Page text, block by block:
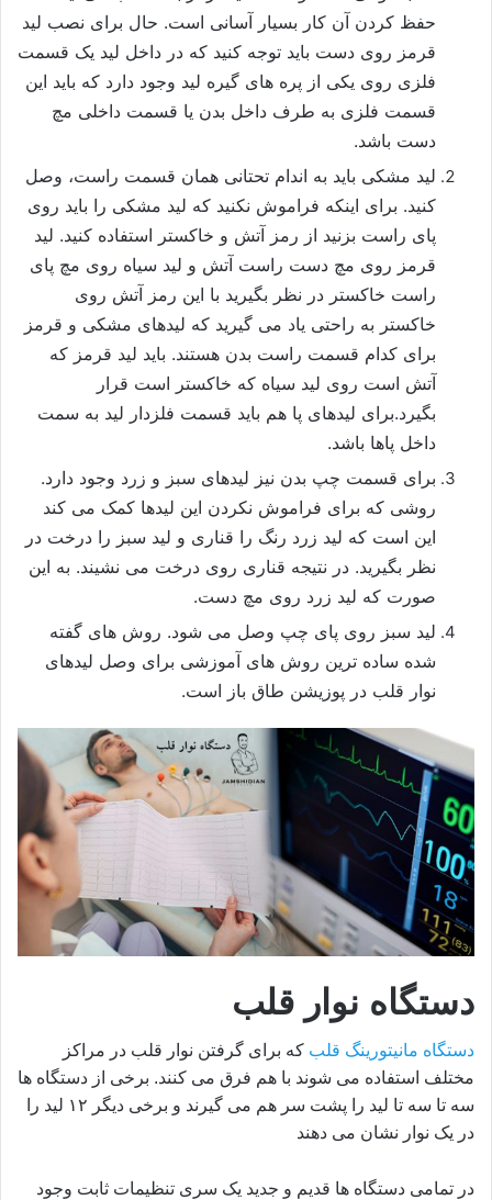
حفظ کردن آن کار بسیار آسانی است. حال برای نصب لید
قرمز روی دست باید توجه کنید که در داخل لید یک قسمت
فلزی روی یکی از پره های گیره لید وجود دارد که باید این
قسمت فلزی به طرف داخل بدن یا قسمت داخلی مچ
دست باشد.
لید مشکی باید به اندام تحتانی همان قسمت راست، وصل
کنید. برای اینکه فراموش نکنید که لید مشکی را باید روی
پای راست بزنید از رمز آتش و خاکستر استفاده کنید. لید
قرمز روی مچ دست راست آتش و لید سیاه روی مچ پای
راست خاکستر در نظر بگیرید با این رمز آتش روی
خاکستر به راحتی یاد می گیرید که لیدهای مشکی و قرمز
برای کدام قسمت راست بدن هستند. باید لید قرمز که
آتش است روی لید سیاه که خاکستر است قرار
بگیرد.برای لیدهای پا هم باید قسمت فلزدار لید به سمت
داخل پاها باشد.
برای قسمت چپ بدن نیز لیدهای سبز و زرد وجود دارد.
روشی که برای فراموش نکردن این لیدها کمک می کند
این است که لید زرد رنگ را قناری و لید سبز را درخت در
نظر بگیرید. در نتیجه قناری روی درخت می نشیند. به این
صورت که لید زرد روی مچ دست.
لید سبز روی پای چپ وصل می شود. روش های گفته
شده ساده ترین روش های آموزشی برای وصل لیدهای
نوار قلب در پوزیشن طاق باز است.
دستگاه نوار قلب
دستگاه مانیتورینگ قلب که برای گرفتن نوار قلب در مراکز
مختلف استفاده می شوند با هم فرق می کنند. برخی از دستگاه ها
سه تا سه تا لید را پشت سر هم می گیرند و برخی دیگر ۱۲ لید را
در یک نوار نشان می دهند
در تمامی دستگاه ها قدیم و جدید یک سری تنظیمات ثابت وجود